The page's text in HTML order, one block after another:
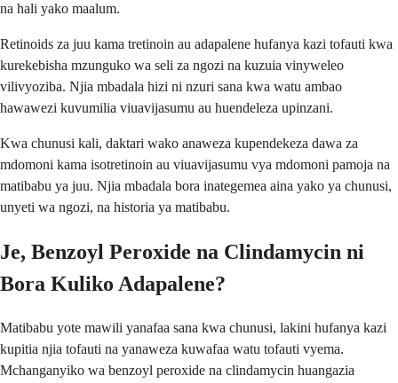
na hali yako maalum.
Retinoids za juu kama tretinoin au adapalene hufanya kazi tofauti kwa
kurekebisha mzunguko wa seli za ngozi na kuzuia vinyweleo
vilivyoziba. Njia mbadala hizi ni nzuri sana kwa watu ambao
hawawezi kuvumilia viuavijasumu au huendeleza upinzani.
Kwa chunusi kali, daktari wako anaweza kupendekeza dawa za
mdomoni kama isotretinoin au viuavijasumu vya mdomoni pamoja na
matibabu ya juu. Njia mbadala bora inategemea aina yako ya chunusi,
unyeti wa ngozi, na historia ya matibabu.
Je, Benzoyl Peroxide na Clindamycin ni
Bora Kuliko Adapalene?
Matibabu yote mawili yanafaa sana kwa chunusi, lakini hufanya kazi
kupitia njia tofauti na yanaweza kuwafaa watu tofauti vyema.
Mchanganyiko wa benzoyl peroxide na clindamycin huangazia